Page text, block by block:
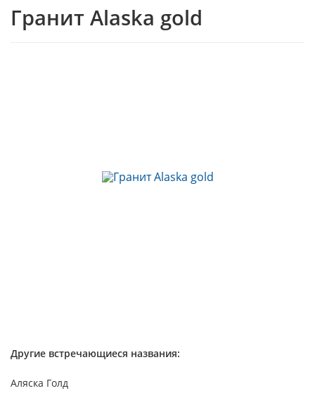
Гранит Alaska gold
Другие встречающиеся названия:
Аляска Голд